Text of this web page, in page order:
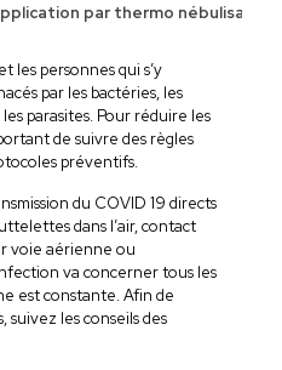
par thermo nébulisation
les personnes qui s’y
par les bactéries, les
parasites. Pour réduire les
de suivre des règles
préventifs.
du COVID 19 directs
dans l’air, contact
voie aérienne ou
va concerner tous les
est constante. Afin de
les conseils des